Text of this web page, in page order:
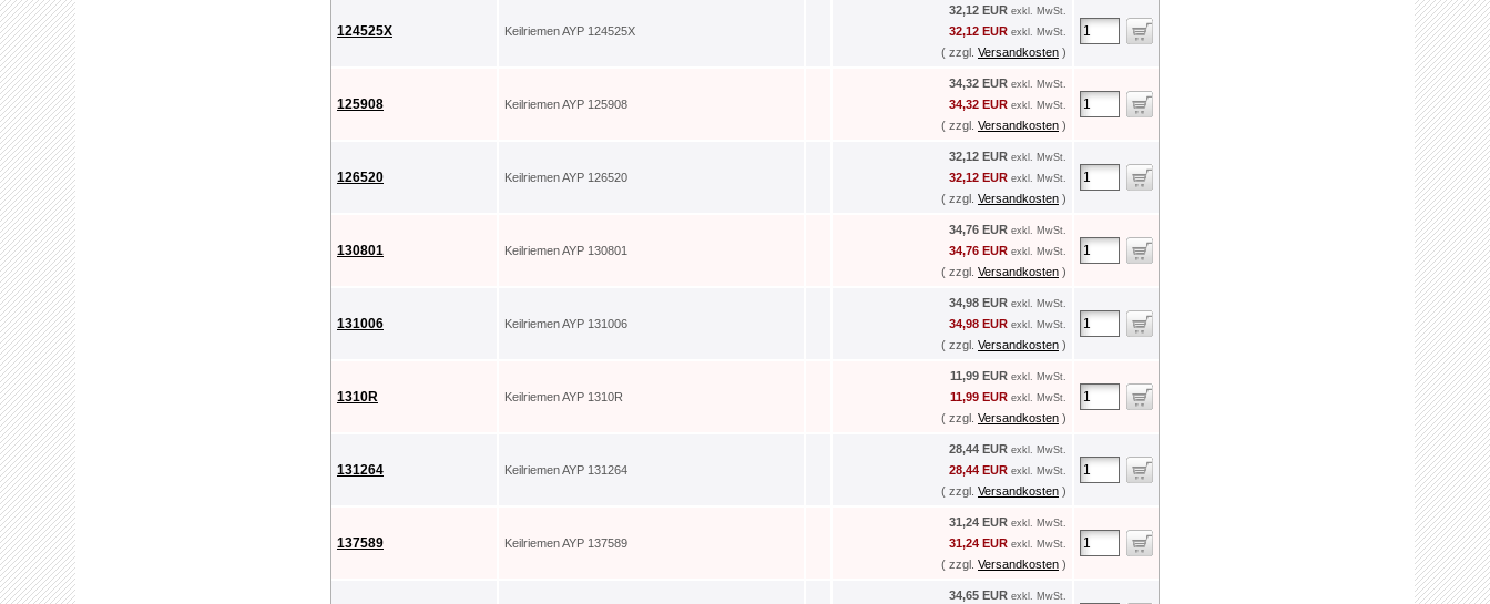
124525X Keilriemen AYP 124525X
32,12 EUR exkl. MwSt.
32,12 EUR exkl. MwSt.
( zzgl. Versandkosten )
125908 Keilriemen AYP 125908
34,32 EUR exkl. MwSt.
34,32 EUR exkl. MwSt.
( zzgl. Versandkosten )
126520 Keilriemen AYP 126520
32,12 EUR exkl. MwSt.
32,12 EUR exkl. MwSt.
( zzgl. Versandkosten )
130801 Keilriemen AYP 130801
34,76 EUR exkl. MwSt.
34,76 EUR exkl. MwSt.
( zzgl. Versandkosten )
131006 Keilriemen AYP 131006
34,98 EUR exkl. MwSt.
34,98 EUR exkl. MwSt.
( zzgl. Versandkosten )
1310R Keilriemen AYP 1310R
11,99 EUR exkl. MwSt.
11,99 EUR exkl. MwSt.
( zzgl. Versandkosten )
131264 Keilriemen AYP 131264
28,44 EUR exkl. MwSt.
28,44 EUR exkl. MwSt.
( zzgl. Versandkosten )
137589 Keilriemen AYP 137589
31,24 EUR exkl. MwSt.
31,24 EUR exkl. MwSt.
( zzgl. Versandkosten )
34,65 EUR exkl. MwSt.